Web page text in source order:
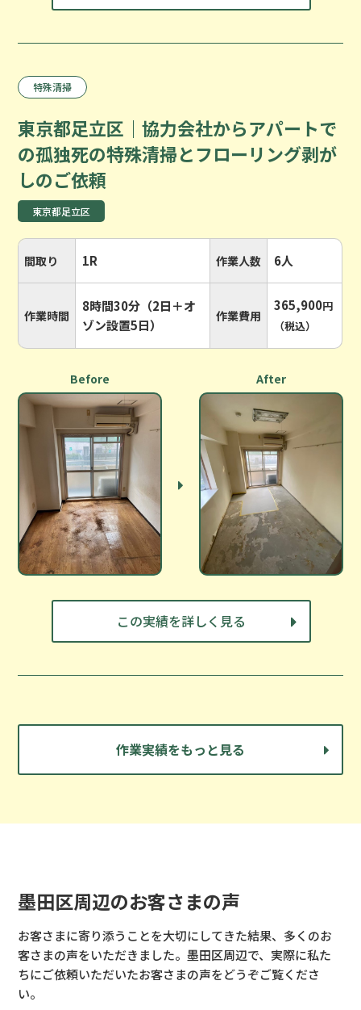
特殊清掃
東京都足立区｜協力会社からアパートで
の孤独死の特殊清掃とフローリング剥が
しのご依頼
東京都足立区
間取り 1R 作業人数 6人
作業時間
8時間30分（2日＋オ
ゾン設置5日）
作業費用
365,900円
（税込）
Before After
この実績を詳しく見る
作業実績をもっと見る
墨田区周辺のお客さまの声
お客さまに寄り添うことを大切にしてきた結果、多くのお
客さまの声をいただきました。墨田区周辺で、実際に私た
ちにご依頼いただいたお客さまの声をどうぞご覧くださ
い。